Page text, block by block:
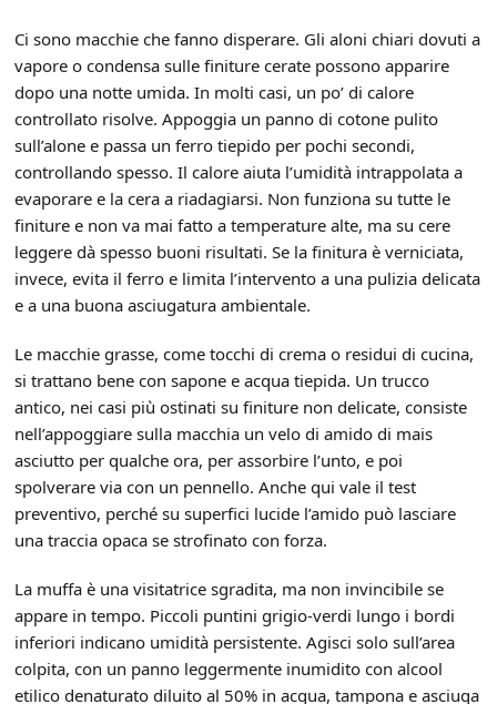
Ci sono macchie che fanno disperare. Gli aloni chiari dovuti a
vapore o condensa sulle finiture cerate possono apparire
dopo una notte umida. In molti casi, un po’ di calore
controllato risolve. Appoggia un panno di cotone pulito
sull’alone e passa un ferro tiepido per pochi secondi,
controllando spesso. Il calore aiuta l’umidità intrappolata a
evaporare e la cera a riadagiarsi. Non funziona su tutte le
finiture e non va mai fatto a temperature alte, ma su cere
leggere dà spesso buoni risultati. Se la finitura è verniciata,
invece, evita il ferro e limita l’intervento a una pulizia delicata
e a una buona asciugatura ambientale.
Le macchie grasse, come tocchi di crema o residui di cucina,
si trattano bene con sapone e acqua tiepida. Un trucco
antico, nei casi più ostinati su finiture non delicate, consiste
nell’appoggiare sulla macchia un velo di amido di mais
asciutto per qualche ora, per assorbire l’unto, e poi
spolverare via con un pennello. Anche qui vale il test
preventivo, perché su superfici lucide l’amido può lasciare
una traccia opaca se strofinato con forza.
La muffa è una visitatrice sgradita, ma non invincibile se
appare in tempo. Piccoli puntini grigio-verdi lungo i bordi
inferiori indicano umidità persistente. Agisci solo sull’area
colpita, con un panno leggermente inumidito con alcool
etilico denaturato diluito al 50% in acqua, tampona e asciuga